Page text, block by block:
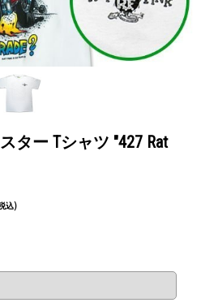
ター Tシャツ "427 Rat
込)